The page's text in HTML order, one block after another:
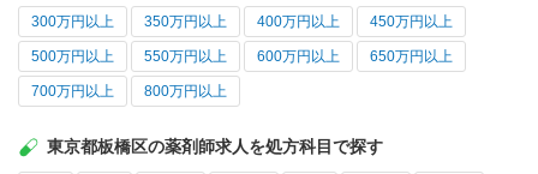
300万円以上 350万円以上 400万円以上 450万円以上
500万円以上 550万円以上 600万円以上 650万円以上
700万円以上 800万円以上
東京都板橋区の薬剤師求人を処方科目で探す